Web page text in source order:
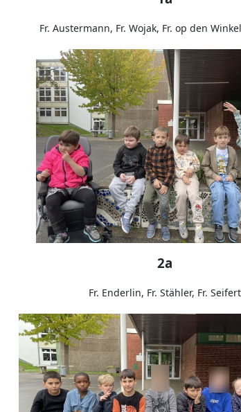
Fr. Austermann, Fr. Wojak, Fr. op den
2a
Fr. Enderlin, Fr. Stähler, Fr. Seifert